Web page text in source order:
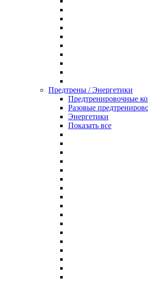
Предтрены / Энергетики
Предтренировочные
Разовые
Энергетики
Показать все